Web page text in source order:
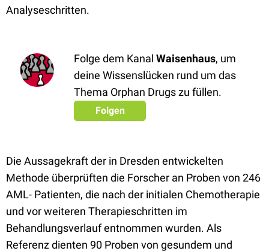
Analyseschritten.
Folge dem Kanal Waisenhaus, um
deine Wissenslücken rund um das
Thema Orphan Drugs zu füllen.
Folgen
Die Aussagekraft der in Dresden entwickelten
Methode überprüften die Forscher an Proben von 246
AML- Patienten, die nach der initialen Chemotherapie
und vor weiteren Therapieschritten im
Behandlungsverlauf entnommen wurden. Als
Referenz dienten 90 Proben von gesundem und